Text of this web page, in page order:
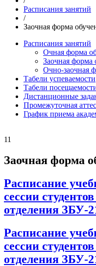
Расписания занятий
/
Заочная форма
Расписания занятий
Очная форма
Заочная форма
Очно-заочная
Табели успеваемости
Табели
Дистанционные
Промежуточная
График приема
11
Заочная форма
Расписание
сессии
отделения ЗБУ-
Расписание
сессии
отделения ЗБУ-